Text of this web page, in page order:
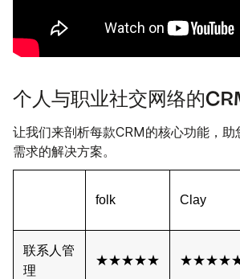
个人与职业社交网络的
让我们来剖析每款CRM的核心功能，助
需求的解决方案。
folk Clay
联系人管
理
★★★★★